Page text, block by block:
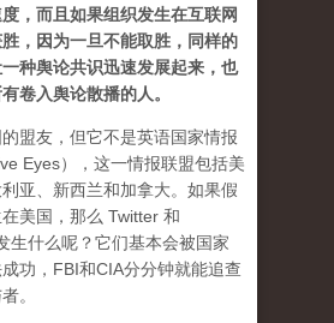
，而且如果组织发生在互联网
胜，因为一旦不能取胜，同样的
种舆论共识迅速发展起来，也
卷入舆论散播的人。
盟友，但它不是英语国家情报
Eyes），这一情报联盟包括美
亚、新西兰和加拿大。如果假
美国，那么 Twitter 和
生什么呢？它们基本会被国家
功，FBI和CIA分分钟就能追查
。